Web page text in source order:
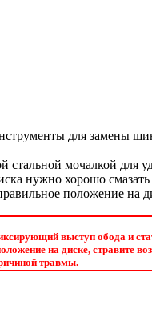
для замены
мочалкой для
нужно хорошо
положение на
выступ обода и
на диске, стравите
травмы.